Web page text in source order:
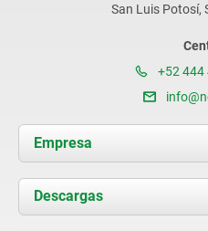
San Luis Potosí,
+52 444
Empresa
Acerca de nosotros
Novedades
Descargas